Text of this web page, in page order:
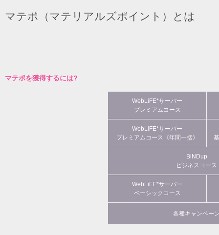
マテポ（マテリアルズポイント）とは
マテポを獲得するには?
WebLiFE*サーバー
プレミアムコース
WebLiFE*サーバー
プレミアムコース《年間一括》
BiNDup
ビジネスコース
WebLiFE*サーバー
ベーシックコース
各種キャンペー